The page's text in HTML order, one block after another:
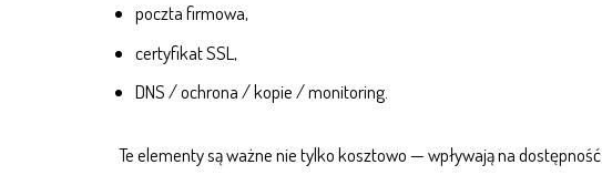
poczta firmowa,
certyfikat SSL ,
DNS / ochrona / kopie / monitoring.
Te elementy są ważne nie tylko kosztowo — wpływają na dostępność